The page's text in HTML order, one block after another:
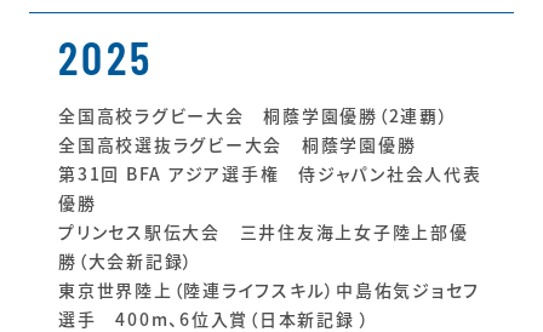
2025
全国高校ラグビー大会 桐蔭学園優勝（2連覇）
全国高校選抜ラグビー大会 桐蔭学園優勝
第31回 BFA アジア選手権 侍ジャパン社会人代表
優勝
プリンセス駅伝大会 三井住友海上女子陸上部優
勝（大会新記録）
東京世界陸上（陸連ライフスキル）中島佑気ジョセフ
選手 400m、6位入賞（日本新記録 ）